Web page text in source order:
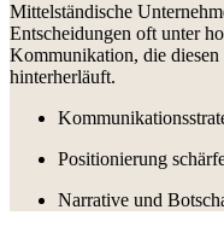
Mittelständische
Entscheidungen oft unter
Kommunikation, die
hinterherläuft.
Positionierung
Narrative und